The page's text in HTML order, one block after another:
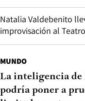
Natalia Valdebenito
improvisación al
MUNDO
La inteligencia de
podría poner a